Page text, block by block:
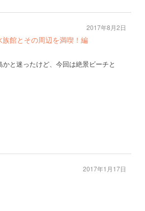
館とその周辺を満喫！編
と迷ったけど、今回は絶景ビーチと
2017年8月2日
2017年1月17日